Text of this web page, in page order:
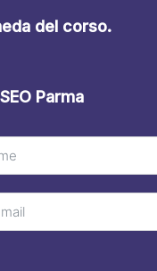
del corso.
Parma